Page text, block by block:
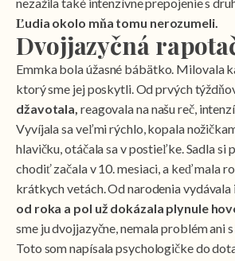
Ľudia okolo mňa tomu nerozumeli.
Dvojjazyčná
Emmka bola úžasné bábätko. Milovala
ktorý sme jej poskytli. Od prvých
džavotala, reagovala na našu reč,
Vyvíjala sa veľmi rýchlo, kopala
hlavičku, otáčala sa v postieľke. Sadla si
chodiť začala v 10. mesiaci, a keď mala
krátkych vetách. Od narodenia vydávala
od roka a pol už dokázala plynule
sme ju dvojjazyčne, nemala problém ani
Toto som napísala psychologičke do